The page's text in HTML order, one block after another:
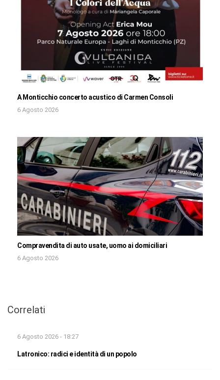
A Monticchio concerto acustico di Carmen Consoli
6 Agosto 2026
Compravendita di auto usate, uomo ai domiciliari
6 Agosto 2026
Correlati
6 Agosto 2026 - 18:27
Latronico: radici e identità di un popolo